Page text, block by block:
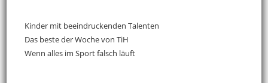
Kinder mit beeindruckenden Talenten
Das beste der Woche von TiH
Wenn alles im Sport falsch läuft